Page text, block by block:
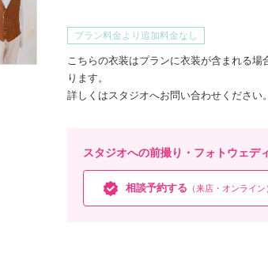
プラン料金より追加料金なし
こちらの衣装はプランに衣装が含まれる
ります。
詳しくはスタジオへお問い合わせください
スタジオへの前撮り・フォトウェデ
相談予約する （来店・オンライン